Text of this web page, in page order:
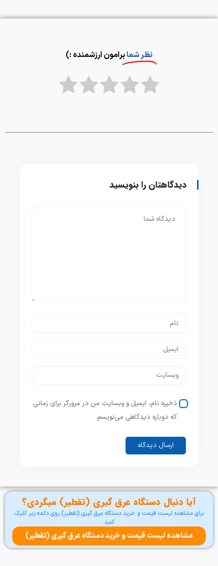
نظر شمابرامون ارزشمنده :)
دیدگاهتان را بنویسید
ذخیره نام، ایمیل و وبسایت من در مرورگر برای زمانی
که دوباره دیدگاهی می‌نویسم.
آیا دنبال دستگاه عرق گیری (تقطیر) میگردی؟
برای مشاهده لیست قیمت و خرید دستگاه عرق گیری (تقطیر) روی دکمه زیر کلیک
کنید
مشاهده لیست قیمت و خرید دستگاه عرق گیری (تقطیر)